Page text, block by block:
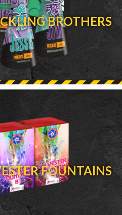
BROTHERS
FOUNTAINS